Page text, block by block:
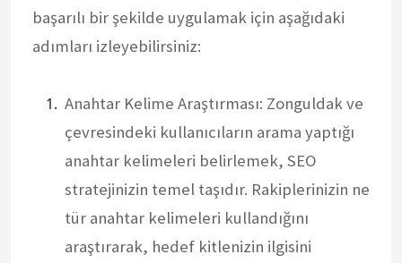
başarılı bir şekilde uygulamak için aşağıdaki
adımları izleyebilirsiniz:
Anahtar Kelime Araştırması: Zonguldak ve
çevresindeki kullanıcıların arama yaptığı
anahtar kelimeleri belirlemek, SEO
stratejinizin temel taşıdır. Rakiplerinizin ne
tür anahtar kelimeleri kullandığını
araştırarak, hedef kitlenizin ilgisini